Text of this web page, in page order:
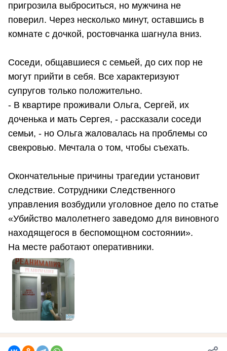
пригрозила выброситься, но мужчина не
поверил. Через несколько минут, оставшись в
комнате с дочкой, ростовчанка шагнула вниз.
Соседи, общавшиеся с семьей, до сих пор не
могут прийти в себя. Все характеризуют
супругов только положительно.
- В квартире проживали Ольга, Сергей, их
доченька и мать Сергея, - рассказали соседи
семьи, - но Ольга жаловалась на проблемы со
свекровью. Мечтала о том, чтобы съехать.
Окончательные причины трагедии установит
следствие. Сотрудники Следственного
управления возбудили уголовное дело по статье
«Убийство малолетнего заведомо для виновного
находящегося в беспомощном состоянии».
На месте работают оперативники.